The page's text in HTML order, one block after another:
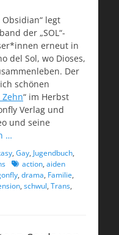
legt
der „SOL“-
erneut in
del Sol, wo Dioses,
Der
schönen
Zehn“ im Herbst
Verlag und
und seine
…
, Gay, Jugendbuch,
Schlagworte
action, aiden
, drama, Familie,
, schwul, Trans,